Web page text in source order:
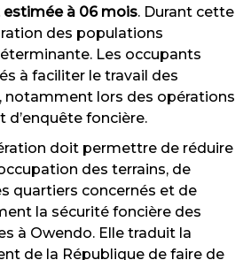
estimée à 06 mois. Durant cette
des populations
Les occupants
à faciliter le travail des
notamment lors des opérations
d’enquête foncière.
doit permettre de réduire
des terrains, de
quartiers concernés et de
la sécurité foncière des
à Owendo. Elle traduit la
de la République de faire de